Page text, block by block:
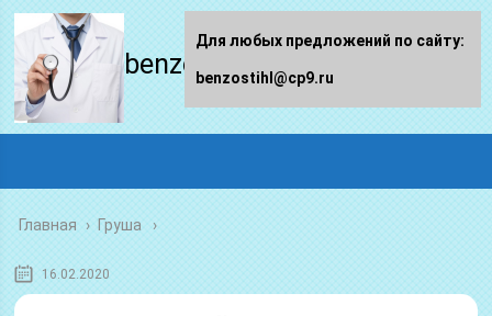
benzostihl.ru
Главная › Груша
16.02.2020
Для любых предложений по сайту:
benzostihl@cp9.ru